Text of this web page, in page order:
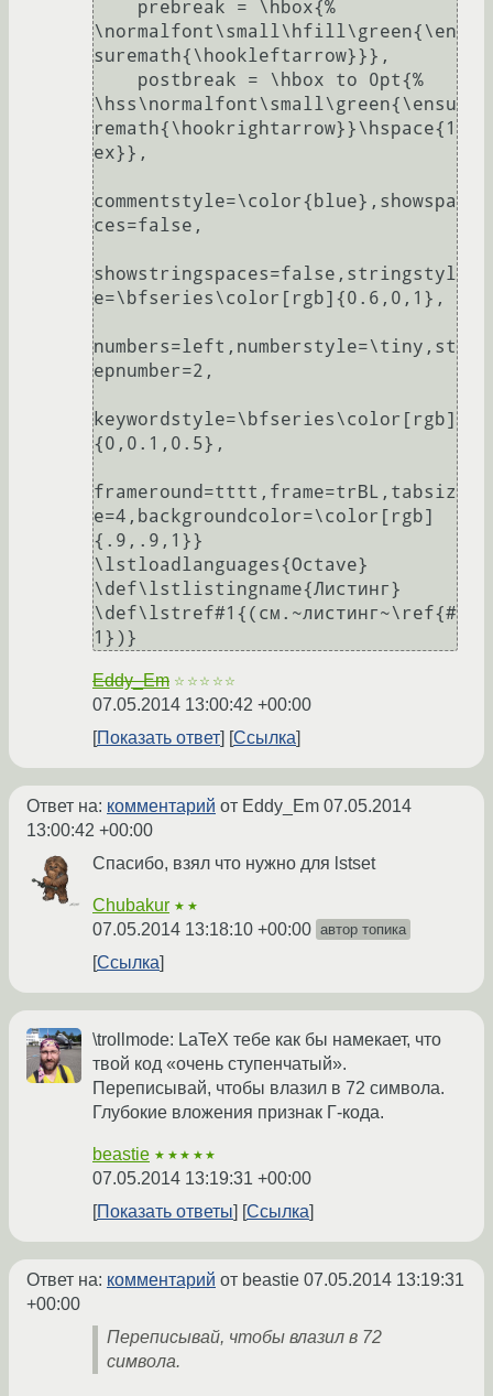
\normalfont\small\hfill\green{\en
suremath{\hookleftarrow}}},
\hss\normalfont\small\green{\ensu
remath{\hookrightarrow}}\hspace{1
ex}},
commentstyle=\color{blue},showspa
ces=false,
showstringspaces=false,stringstyl
e=\bfseries\color[rgb]{0.6,0,1},
numbers=left,numberstyle=\tiny,st
epnumber=2,
keywordstyle=\bfseries\color[rgb]
{0,0.1,0.5},
frameround=tttt,frame=trBL,tabsiz
e=4,backgroundcolor=\color[rgb]
{.9,.9,1}}
\lstloadlanguages{Octave}
\def\lstlistingname{Листинг}
\def\lstref#1{(см.~листинг~\ref{#
Eddy_Em ☆☆☆☆☆
07.05.2014 13:00:42 +00:00
Показать ответ
Ссылка
Ответ на: комментарий от Eddy_Em 07.05.2014
13:00:42 +00:00
Спасибо, взял что нужно для lstset
Chubakur ★★
07.05.2014 13:18:10 +00:00 автор топика
Ссылка
\trollmode: LaTeX тебе как бы намекает, что
твой код «очень ступенчатый».
Переписывай, чтобы влазил в 72 символа.
Глубокие вложения признак Г-кода.
beastie ★★★★★
07.05.2014 13:19:31 +00:00
Показать ответы
Ссылка
Ответ на: комментарий от beastie 07.05.2014 13:19:31
+00:00
Переписывай, чтобы влазил в 72
символа.